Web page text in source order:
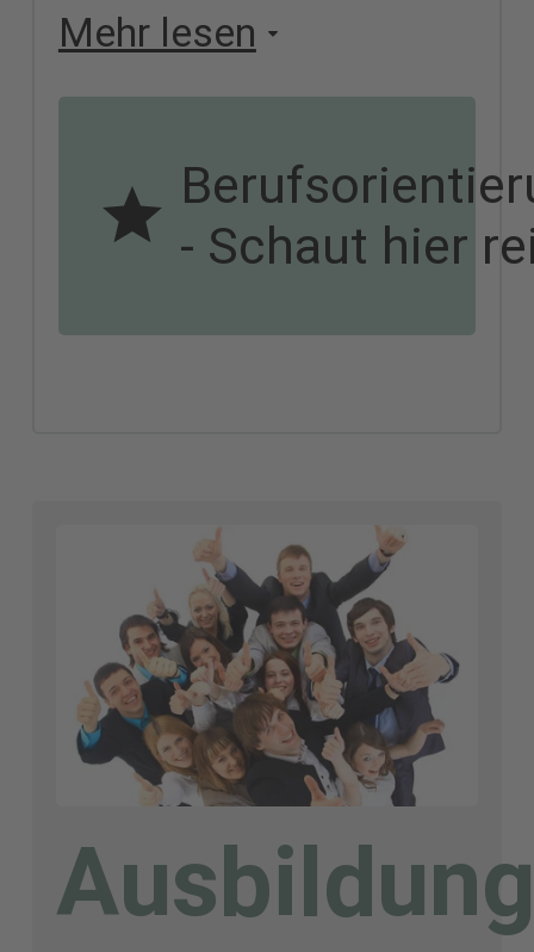
Mehr lesen
- Schaut hier
Ausbildung